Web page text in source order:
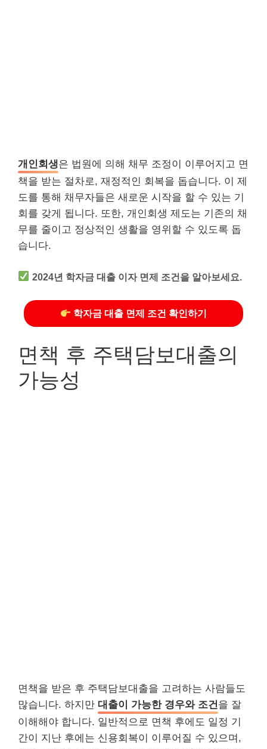
개인회생은 법원에 의해 채무 조정이 이루어지고 면
책을 받는 절차로, 재정적인 회복을 돕습니다. 이 제
도를 통해 채무자들은 새로운 시작을 할 수 있는 기
회를 갖게 됩니다. 또한, 개인회생 제도는 기존의 채
무를 줄이고 정상적인 생활을 영위할 수 있도록 돕
습니다.
2024년 학자금 대출 이자 면제 조건을 알아보세요.
학자금 대출 면제 조건 확인하기
면책 후 주택담보대출의
가능성
면책을 받은 후 주택담보대출을 고려하는 사람들도
많습니다. 하지만 대출이 가능한 경우와 조건 을 잘
이해해야 합니다. 일반적으로 면책 후에도 일정 기
간이 지난 후에는 신용회복이 이루어질 수 있으며,